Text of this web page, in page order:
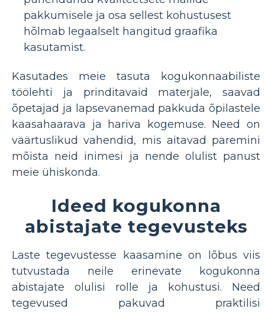
pakkumisele ja osa sellest kohustusest
hõlmab legaalselt hangitud graafika
kasutamist.
Kasutades meie tasuta kogukonnaabiliste
töölehti ja prinditavaid materjale, saavad
õpetajad ja lapsevanemad pakkuda õpilastele
kaasahaarava ja hariva kogemuse. Need on
väärtuslikud vahendid, mis aitavad paremini
mõista neid inimesi ja nende olulist panust
meie ühiskonda.
Ideed kogukonna
abistajate tegevusteks
Laste tegevustesse kaasamine on lõbus viis
tutvustada neile erinevate kogukonna
abistajate olulisi rolle ja kohustusi. Need
tegevused pakuvad praktilisi